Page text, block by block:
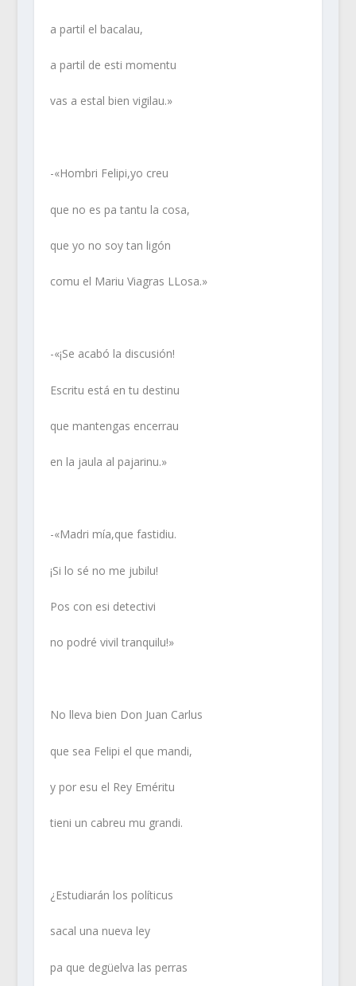
a partil el bacalau,
a partil de esti momentu
vas a estal bien vigilau.»
-«Hombri Felipi,yo creu
que no es pa tantu la cosa,
que yo no soy tan ligón
comu el Mariu Viagras LLosa.»
-«¡Se acabó la discusión!
Escritu está en tu destinu
que mantengas encerrau
en la jaula al pajarinu.»
-«Madri mía,que fastidiu.
¡Si lo sé no me jubilu!
Pos con esi detectivi
no podré vivil tranquilu!»
No lleva bien Don Juan Carlus
que sea Felipi el que mandi,
y por esu el Rey Eméritu
tieni un cabreu mu grandi.
¿Estudiarán los políticus
sacal una nueva ley
pa que degüelva las perras